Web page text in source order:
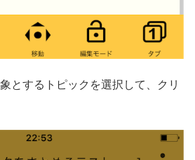
とするトピックを選択して、クリ